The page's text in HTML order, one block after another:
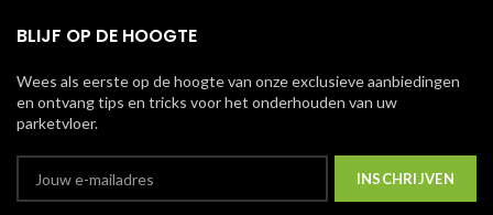
BLIJF OP DE HOOGTE
Wees als eerste op de hoogte van onze exclusieve aanbiedingen
en ontvang tips en tricks voor het onderhouden van uw
parketvloer.